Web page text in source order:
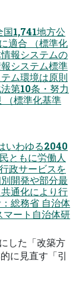
国1,741地方公
適合 （標準化
報システムの
システム標準
ム環境は原則
第10条・努力
（標準化基準
いわゆる2040
ともに労働人
政サービスを
開発や部分最
通化により行
総務省 自治体
ート自治体研
した「改築方
に見直す「引